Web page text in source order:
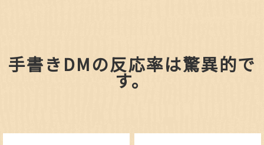
手書きDMの反応率は驚異的で
す。